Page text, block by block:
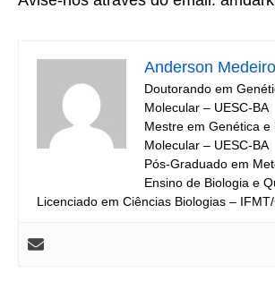
Anderson
Doutorando em
Molecular – UESC-BA
Mestre em Genética e
Molecular – UESC-BA
Pós-Graduado em
Ensino de Biologia e
Licenciado em Ciências Biologias –